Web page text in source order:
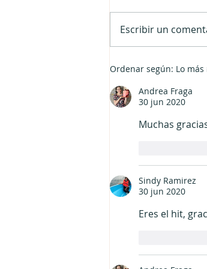
Financier
Escribir un
Ordenar según: Lo
Andrea Fraga
30 jun 2020
Muchas
Sindy Ramirez
30 jun 2020
Eres el hit,